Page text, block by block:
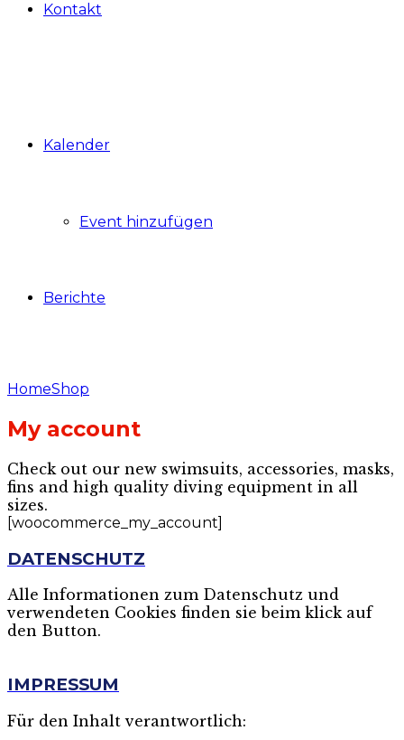
Kontakt
Kalender
Event hinzufügen
Berichte
HomeShop
My account
Check out our new swimsuits, accessories, masks,
fins and high quality diving equipment in all
sizes.
[woocommerce_my_account]
DATENSCHUTZ
Alle Informationen zum Datenschutz und
verwendeten Cookies finden sie beim klick auf
den Button.
IMPRESSUM
Für den Inhalt verantwortlich: